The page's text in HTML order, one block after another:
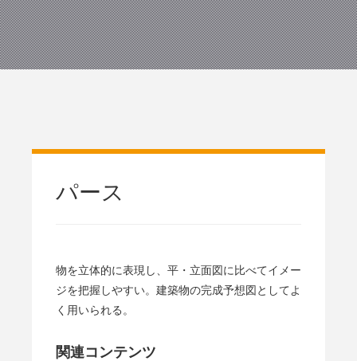
パース
物を立体的に表現し、平・立面図に比べてイメー
ジを把握しやすい。建築物の完成予想図としてよ
く用いられる。
関連コンテンツ